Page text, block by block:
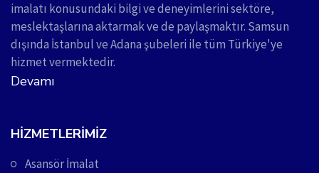
imalatı konusundaki bilgi ve deneyimlerini sektöre,
meslektaşlarına aktarmak ve de paylaşmaktır. Samsun
dışında İstanbul ve Adana şubeleri ile tüm Türkiye'ye
hizmet vermektedir.
Devamı
HIZMETLERIMIZ
Asansör İmalat